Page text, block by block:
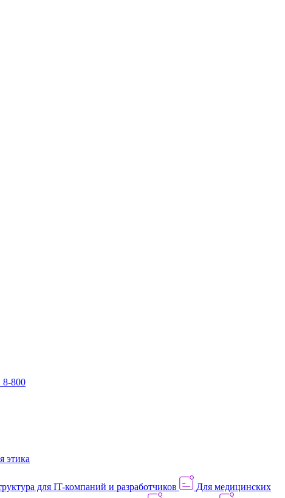
8-800
этика
для IT-компаний и разработчиков
Для медицинских